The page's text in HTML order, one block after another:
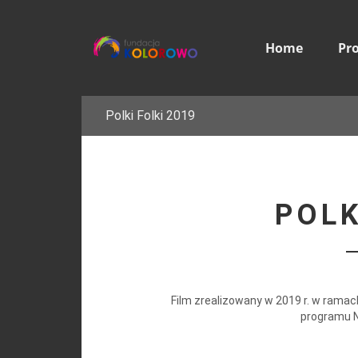
Home
Polki Folki 2019
Film zrealizowany w 2019 r. w
programu